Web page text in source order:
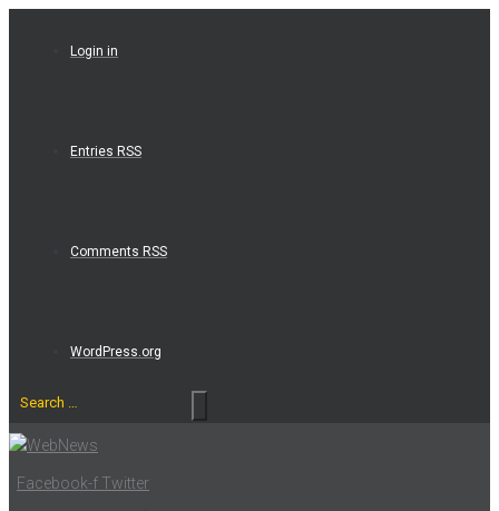
Login in
Entries RSS
Comments RSS
WordPress.org
Search
Facebook-f Twitter